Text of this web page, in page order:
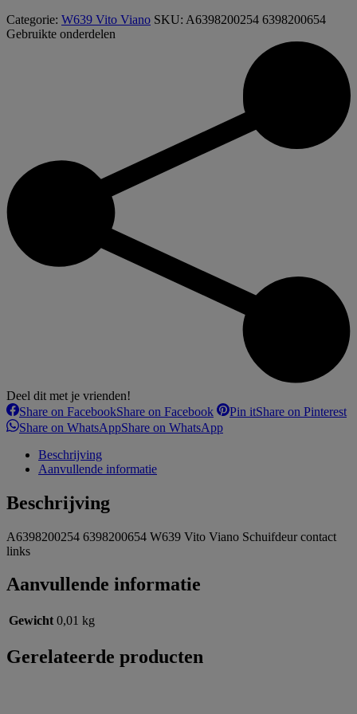
Categorie: W639 Vito Viano SKU: A6398200254 6398200654
Gebruikte onderdelen
Deel dit met je vrienden!
Share on FacebookShare on Facebook Pin itShare on Pinterest
Share on WhatsAppShare on WhatsApp
Beschrijving
Aanvullende informatie
Beschrijving
A6398200254 6398200654 W639 Vito Viano Schuifdeur contact
links
Aanvullende informatie
Gewicht 0,01 kg
Gerelateerde producten